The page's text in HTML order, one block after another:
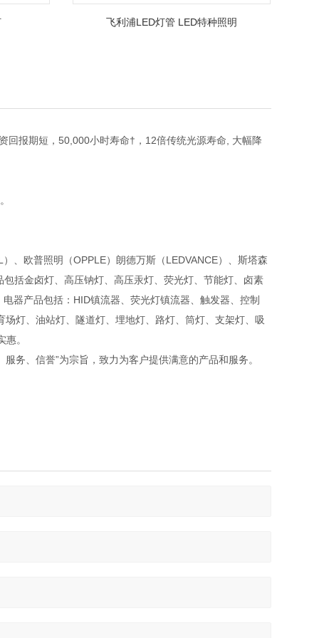
飞利浦LED灯管 LED特种照明
回报期短，50,000小时寿命†，12倍传统光源寿命, 大幅降
、欧普照明（OPPLE）朗德万斯（LEDVANCE）、斯塔森
括金卤灯、高压钠灯、高压汞灯、荧光灯、节能灯、卤素
器产品包括：HID镇流器、荧光灯镇流器、触发器、控制
灯、油站灯、隧道灯、埋地灯、路灯、筒灯、支架灯、吸
惠。
务、信誉”为宗旨，致力为客户提供满意的产品和服务。